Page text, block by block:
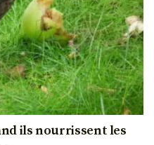
ils nourrissent les